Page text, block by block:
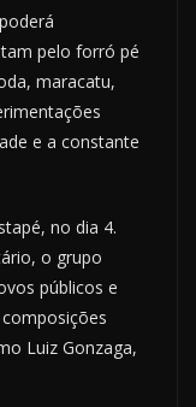
pelo forró pé
maracatu,
e a constante
no dia 4.
o grupo
públicos e
Luiz Gonzaga,